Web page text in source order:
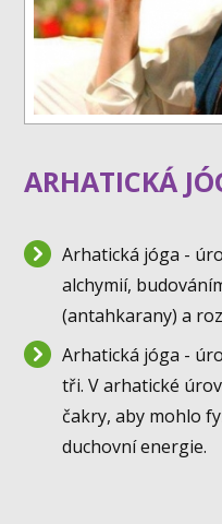
ARHATICKÁ
Arhatická jóga -
alchymií,
(antahkarany) a
Arhatická jóga -
tři. V arhatické
čakry, aby mohlo
duchovní energie.